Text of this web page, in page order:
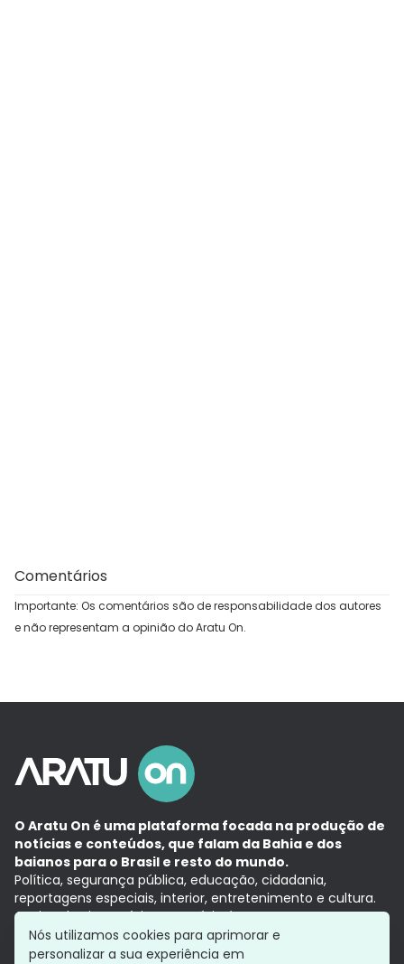
Comentários
Importante: Os comentários são de responsabilidade dos autores
e não representam a opinião do Aratu On.
O Aratu On é uma plataforma focada na produção de
notícias e conteúdos, que falam da Bahia e dos
baianos para o Brasil e resto do mundo.
Política, segurança pública, educação, cidadania,
reportagens especiais, interior, entretenimento e cultura.
Aqui, tudo vira notícia e a notícia é no tempo presente,
com a credibilidade do Grupo Aratu.
Grupo Aratu
Política de privacidade
Nós utilizamos cookies para aprimorar e
personalizar a sua experiência em